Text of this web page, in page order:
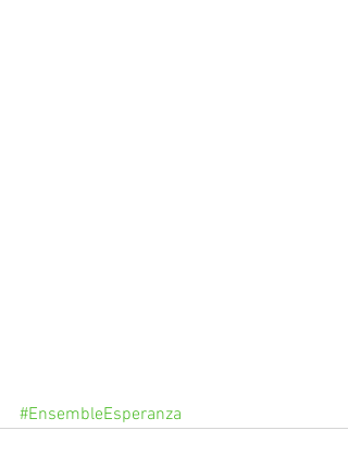
#EnsembleEsperanza